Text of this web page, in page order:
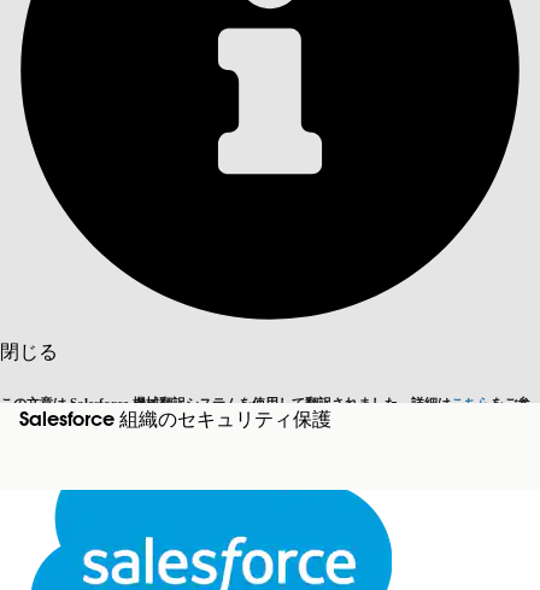
閉じる
この文章は Salesforce 機械翻訳システムを使用して翻訳されました。詳細はこちら をご参
照ください。
英語に切り替える 今はしません
閉じる 閉じる
Salesforce 組織のセキュリティ保護
目次